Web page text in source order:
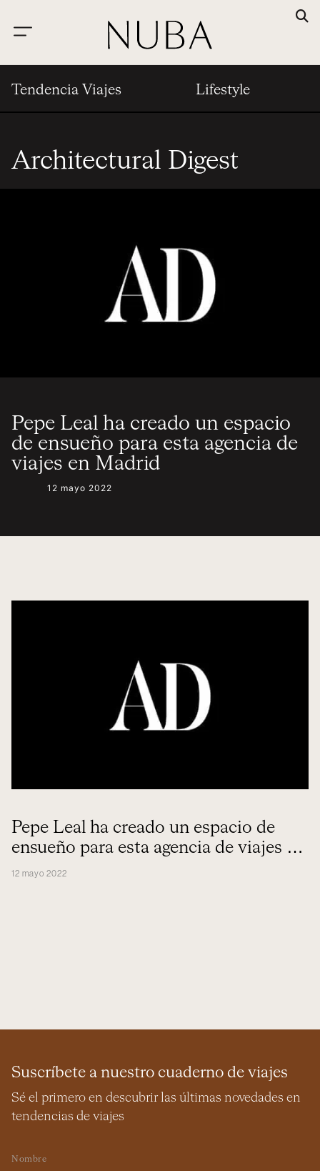
Tendencia Viajes Lifestyle
Architectural Digest
Pepe Leal ha creado un espacio
de ensueño para esta agencia de
viajes en Madrid
12 mayo 2022
Pepe Leal ha creado un espacio de
ensueño para esta agencia de viajes en
Madrid
12 mayo 2022
Suscríbete a nuestro cuaderno de viajes
Sé el primero en descubrir las últimas novedades en
tendencias de viajes